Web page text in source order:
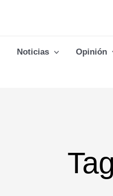
Noticias Opinión